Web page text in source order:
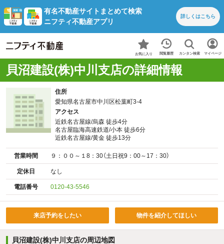
有名不動産サイトまとめて検索
ニフティ不動産アプリ
詳しくはこちら
お気に入り 閲覧履歴 カンタン検索 マイページ
貝沼建設(株)中川支店の詳細情報
住所
愛知県名古屋市中川区松葉町3-4
アクセス
近鉄名古屋線/烏森 徒歩4分
名古屋臨海高速鉄道/小本 徒歩6分
近鉄名古屋線/黄金 徒歩13分
営業時間 ９：００～１8：30（土日祝9：00～17：30）
定休日 なし
電話番号 0120-43-5546
来店予約をしたい 物件を紹介してほしい
貝沼建設(株)中川支店の周辺地図